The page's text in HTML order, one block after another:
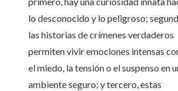
lo desconocido y lo peligroso;
las historias de crímenes verdaderos
permiten vivir emociones intensas
el miedo, la tensión o el suspenso en
ambiente seguro; y tercero, estas